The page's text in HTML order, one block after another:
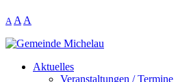
A A A
Aktuelles
Veranstaltungen / Termine